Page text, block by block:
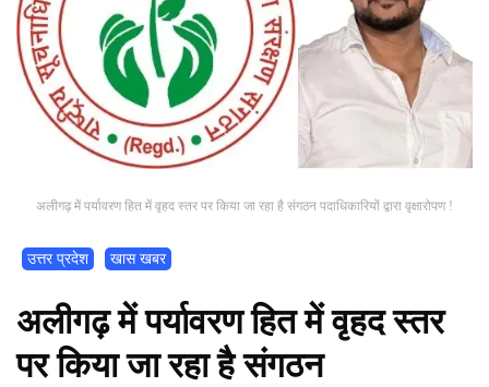
अलीगढ़ में पर्यावरण हित में वृहद स्तर पर किया जा रहा है संगठन पदाधिकारियों द्वारा वृक्षारोपण !
उत्तर प्रदेश खास खबर
अलीगढ़ में पर्यावरण हित में वृहद स्तर
पर किया जा रहा है संगठन